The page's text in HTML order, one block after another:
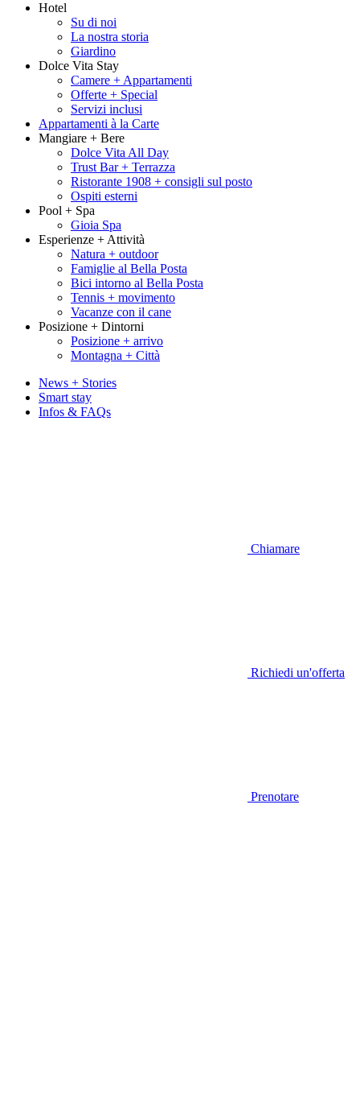
Hotel
Su di noi
La nostra storia
Giardino
Dolce Vita Stay
Camere + Appartamenti
Offerte + Special
Servizi inclusi
Appartamenti à la Carte
Mangiare + Bere
Dolce Vita All Day
Trust Bar + Terrazza
Ristorante 1908 + consigli sul posto
Ospiti esterni
Pool + Spa
Gioia Spa
Esperienze + Attività
Natura + outdoor
Famiglie al Bella Posta
Bici intorno al Bella Posta
Tennis + movimento
Vacanze con il cane
Posizione + Dintorni
Posizione + arrivo
Montagna + Città
News + Stories
Smart stay
Infos & FAQs
Chiamare
Richiedi un'offerta
Prenotare